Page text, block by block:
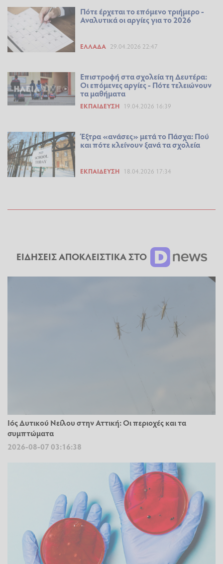
Πότε έρχεται το επόμενο τριήμερο -
Αναλυτικά οι αργίες για το 2026
ΕΛΛΆΔΑ 29.04.2026 22:47
Επιστροφή στα σχολεία τη Δευτέρα:
Οι επόμενες αργίες - Πότε τελειώνουν
τα μαθήματα
ΕΚΠΑΊΔΕΥΣΗ 19.04.2026 16:39
Έξτρα «ανάσες» μετά το Πάσχα: Πού
και πότε κλείνουν ξανά τα σχολεία
ΕΚΠΑΊΔΕΥΣΗ 18.04.2026 17:34
ΕΙΔΗΣΕΙΣ ΑΠΟΚΛΕΙΣΤΙΚΑ ΣΤΟ
Ιός Δυτικού Νείλου στην Αττική: Οι περιοχές και τα
συμπτώματα
2026-08-07 03:16:38